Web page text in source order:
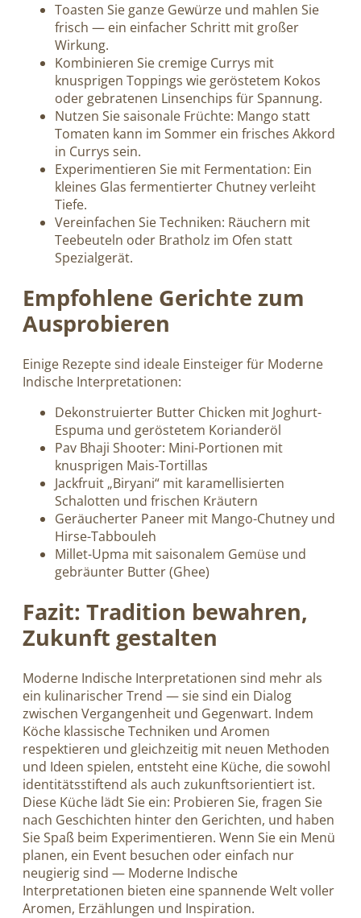
Toasten Sie ganze Gewürze und mahlen Sie
frisch — ein einfacher Schritt mit großer
Wirkung.
Kombinieren Sie cremige Currys mit
knusprigen Toppings wie geröstetem Kokos
oder gebratenen Linsenchips für Spannung.
Nutzen Sie saisonale Früchte: Mango statt
Tomaten kann im Sommer ein frisches Akkord
in Currys sein.
Experimentieren Sie mit Fermentation: Ein
kleines Glas fermentierter Chutney verleiht
Tiefe.
Vereinfachen Sie Techniken: Räuchern mit
Teebeuteln oder Bratholz im Ofen statt
Spezialgerät.
Empfohlene Gerichte zum
Ausprobieren
Einige Rezepte sind ideale Einsteiger für Moderne
Indische Interpretationen:
Dekonstruierter Butter Chicken mit Joghurt-
Espuma und geröstetem Korianderöl
Pav Bhaji Shooter: Mini-Portionen mit
knusprigen Mais-Tortillas
Jackfruit „Biryani“ mit karamellisierten
Schalotten und frischen Kräutern
Geräucherter Paneer mit Mango-Chutney und
Hirse-Tabbouleh
Millet-Upma mit saisonalem Gemüse und
gebräunter Butter (Ghee)
Fazit: Tradition bewahren,
Zukunft gestalten
Moderne Indische Interpretationen sind mehr als
ein kulinarischer Trend — sie sind ein Dialog
zwischen Vergangenheit und Gegenwart. Indem
Köche klassische Techniken und Aromen
respektieren und gleichzeitig mit neuen Methoden
und Ideen spielen, entsteht eine Küche, die sowohl
identitätsstiftend als auch zukunftsorientiert ist.
Diese Küche lädt Sie ein: Probieren Sie, fragen Sie
nach Geschichten hinter den Gerichten, und haben
Sie Spaß beim Experimentieren. Wenn Sie ein Menü
planen, ein Event besuchen oder einfach nur
neugierig sind — Moderne Indische
Interpretationen bieten eine spannende Welt voller
Aromen, Erzählungen und Inspiration.